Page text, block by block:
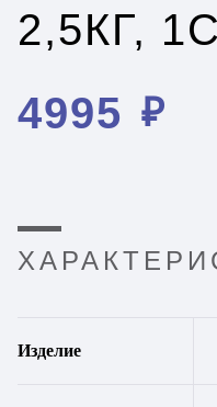
2,5КГ,
4995 ₽
Изделие